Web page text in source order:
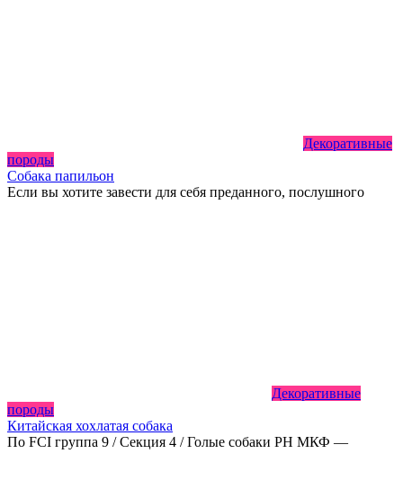
Декоративные
породы
Собака папильон
Если вы хотите завести для себя преданного, послушного
Декоративные
породы
Китайская хохлатая собака
По FCI группа 9 / Секция 4 / Голые собаки РН МКФ —